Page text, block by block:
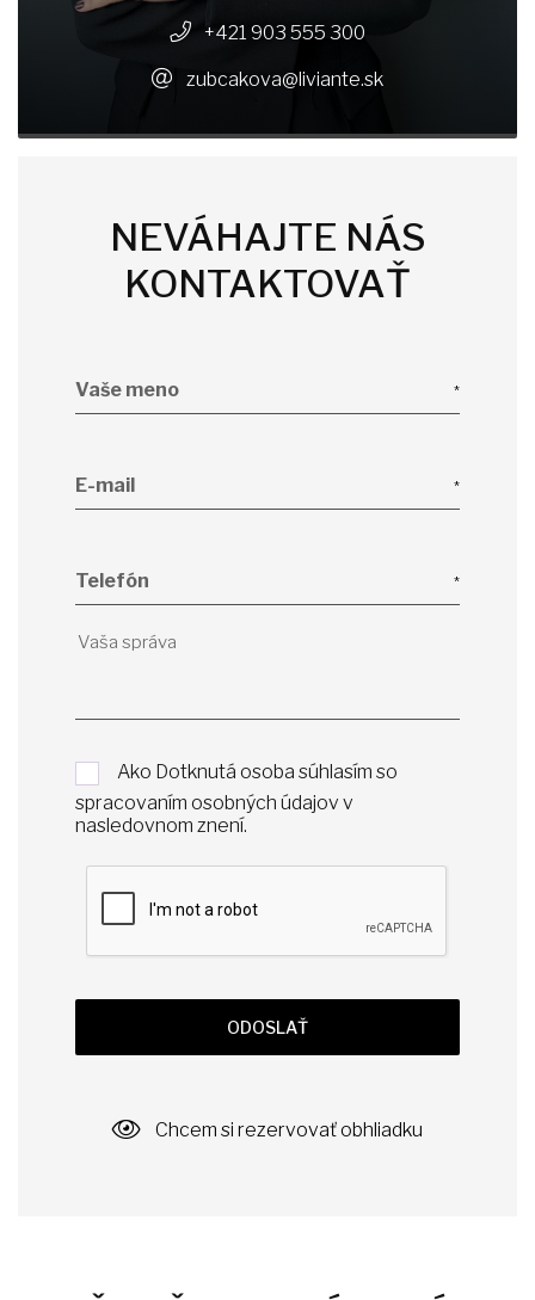
+421 903 555 300
zubcakova@liviante.sk
NEVÁHAJTE NÁS
KONTAKTOVAŤ
Vaše meno
E-mail
Telefón
Ako Dotknutá osoba súhlasím so
spracovaním osobných údajov v
nasledovnom znení.
ODOSLAŤ
Chcem si rezervovať obhliadku